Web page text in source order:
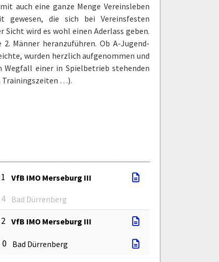
auch eine ganze Menge Vereinsleben
gewesen, die sich bei Vereinsfesten
wird es wohl einen Aderlass geben.
Männer heranzuführen. Ob A-Jugend-
wurden herzlich aufgenommen und
Wegfall einer in Spielbetrieb stehenden
Trainingszeiten …).
VfB IMO Merseburg III
Bad Dürrenberg
VfB IMO Merseburg III
0 Bad Dürrenberg